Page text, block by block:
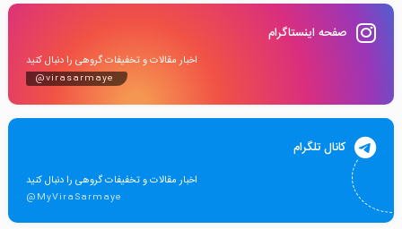
صفحه اینستاگرام
اخبار مقالات و تخفیفات گروهی را دنبال کنید
@virasarmaye
کانال تلگرام
اخبار مقالات و تخفیفات گروهی را دنبال کنید
@MyViraSarmaye